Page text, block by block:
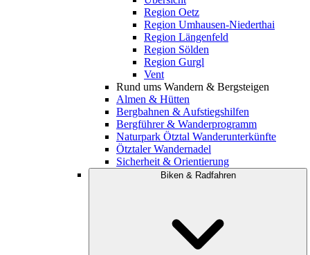
Region Oetz
Region Umhausen-Niederthai
Region Längenfeld
Region Sölden
Region Gurgl
Vent
Rund ums Wandern & Bergsteigen
Almen & Hütten
Bergbahnen & Aufstiegshilfen
Bergführer & Wanderprogramm
Naturpark Ötztal Wanderunterkünfte
Ötztaler Wandernadel
Sicherheit & Orientierung
Biken & Radfahren